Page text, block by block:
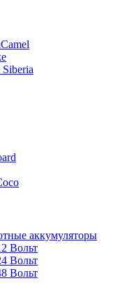
аккумуляторы
Вольт
Вольт
Вольт